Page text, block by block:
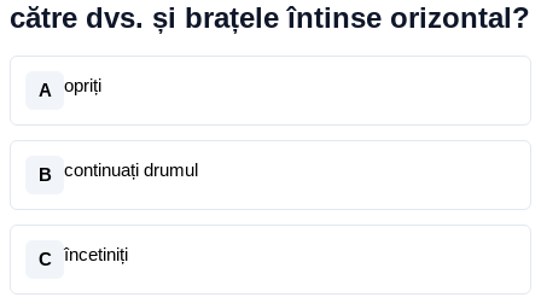
către dvs. și brațele întinse orizontal?
A opriți
B continuați drumul
C încetiniți